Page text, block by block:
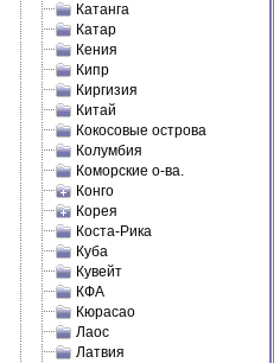
Катанга
Катар
Кения
Кипр
Киргизия
Китай
Кокосовые острова
Колумбия
Коморские о-ва.
Конго
Корея
Коста-Рика
Куба
Кувейт
КФА
Кюрасао
Лаос
Латвия